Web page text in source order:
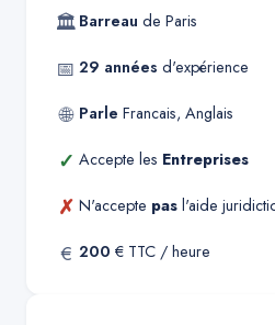
🏛 Barreau de Paris
📅 29 années d'expérience
🌐 Parle Francais, Anglais
✓ Accepte les Entreprises
✗ N'accepte pas l'aide
€ 200 € TTC / heure